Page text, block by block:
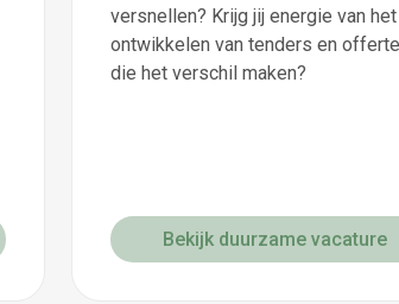
versnellen? Krijg jij energie van het
ontwikkelen van tenders en
die het verschil maken?
Bekijk duurzame vacature